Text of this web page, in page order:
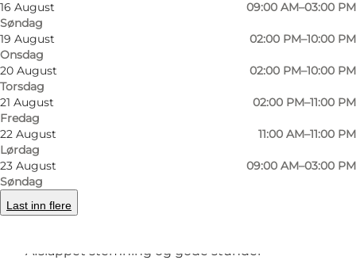
16 August
Søndag
09:00 AM–03:00 PM
19 August
Onsdag
02:00 PM–10:00 PM
20 August
Torsdag
02:00 PM–10:00 PM
21 August
Fredag
02:00 PM–11:00 PM
22 August
Lørdag
11:00 AM–11:00 PM
23 August
Søndag
09:00 AM–03:00 PM
Last inn flere
oplevelser.
Tæt på havnen i Odense
Placeringen ved havnen i Odense giver en
særlig atmosfære. Her mødes byens puls med
det maritime miljø, og det skaber en afslappet
ramme for både en fyraftensøl og en længere
aften med venner. Området indbyder til at
kombinere en gåtur langs vandet med et stop
på et hyggeligt værtshus.
Afslappet stemning og gode stunder